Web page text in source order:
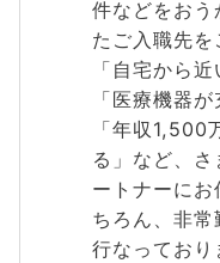
件などをおう
たご入職先を
「自宅から
「医療機器
「年収1,500
る」など、
ートナーに
ちろん、非
行なっており